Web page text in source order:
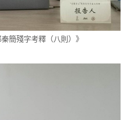
簡殘字考釋（八則）》